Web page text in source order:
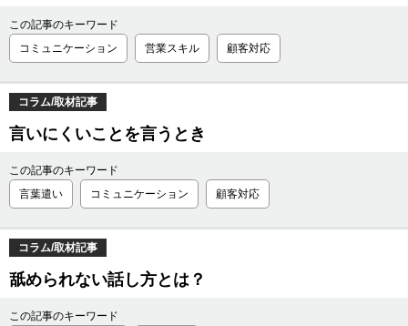
この記事のキーワード
コミュニケーション
営業スキル 顧客対応
コラム/取材記事
言いにくいことを言うとき
この記事のキーワード
言葉遣い
コミュニケーション 顧客対応
コラム/取材記事
舐められない話し方とは？
この記事のキーワード